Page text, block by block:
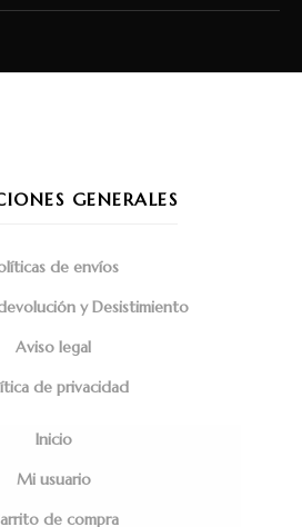
GENERALES
de envíos
y Desistimiento
Aviso legal
de privacidad
Inicio
Mi usuario
de compra